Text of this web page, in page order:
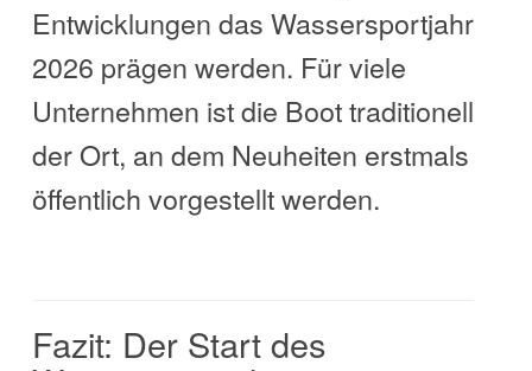
Entwicklungen das Wassersportjahr
2026 prägen werden. Für viele
Unternehmen ist die Boot traditionell
der Ort, an dem Neuheiten erstmals
öffentlich vorgestellt werden.
Fazit: Der Start des